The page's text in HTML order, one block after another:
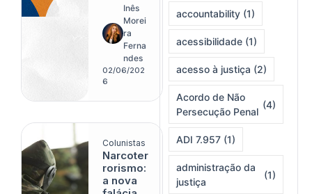
caso da
interferên
cia do
tráfico no
cumprime
nto de
diligência
de Caxias
Inês
Morei
ra
Ferna
ndes
02/06/202
6
Colunistas
Narcoter
rorismo:
a nova
accountability (1)
acessibilidade (1)
acesso à justiça (2)
Acordo de Não
Persecução Penal
(4)
ADI 7.957 (1)
administração da
justiça
(1)